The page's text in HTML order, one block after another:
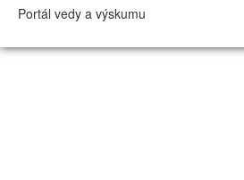
Portál vedy a výskumu